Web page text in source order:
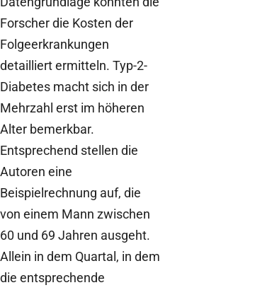
Forscher die Kosten der
Folgeerkrankungen
detailliert ermitteln. Typ-2-
Diabetes macht sich in der
Mehrzahl erst im höheren
Alter bemerkbar.
Entsprechend stellen die
Autoren eine
Beispielrechnung auf, die
von einem Mann zwischen
60 und 69 Jahren ausgeht.
Allein in dem Quartal, in dem
die entsprechende